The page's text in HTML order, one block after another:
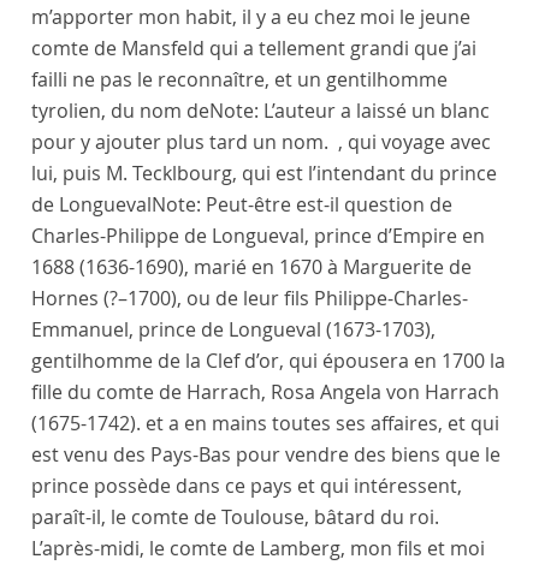
m’apporter mon habit, il y a eu chez moi le jeune
comte de Mansfeld qui a tellement grandi que j’ai
failli ne pas le reconnaître, et un gentilhomme
tyrolien, du nom deNote: L’auteur a laissé un blanc
pour y ajouter plus tard un nom. , qui voyage avec
lui, puis M. Tecklbourg, qui est l’intendant du prince
de LonguevalNote: Peut-être est-il question de
Charles-Philippe de Longueval, prince d’Empire en
1688 (1636-1690), marié en 1670 à Marguerite de
Hornes (?–1700), ou de leur fils Philippe-Charles-
Emmanuel, prince de Longueval (1673-1703),
gentilhomme de la Clef d’or, qui épousera en 1700 la
fille du comte de Harrach, Rosa Angela von Harrach
(1675-1742). et a en mains toutes ses affaires, et qui
est venu des Pays-Bas pour vendre des biens que le
prince possède dans ce pays et qui intéressent,
paraît-il, le comte de Toulouse, bâtard du roi.
L’après-midi, le comte de Lamberg, mon fils et moi